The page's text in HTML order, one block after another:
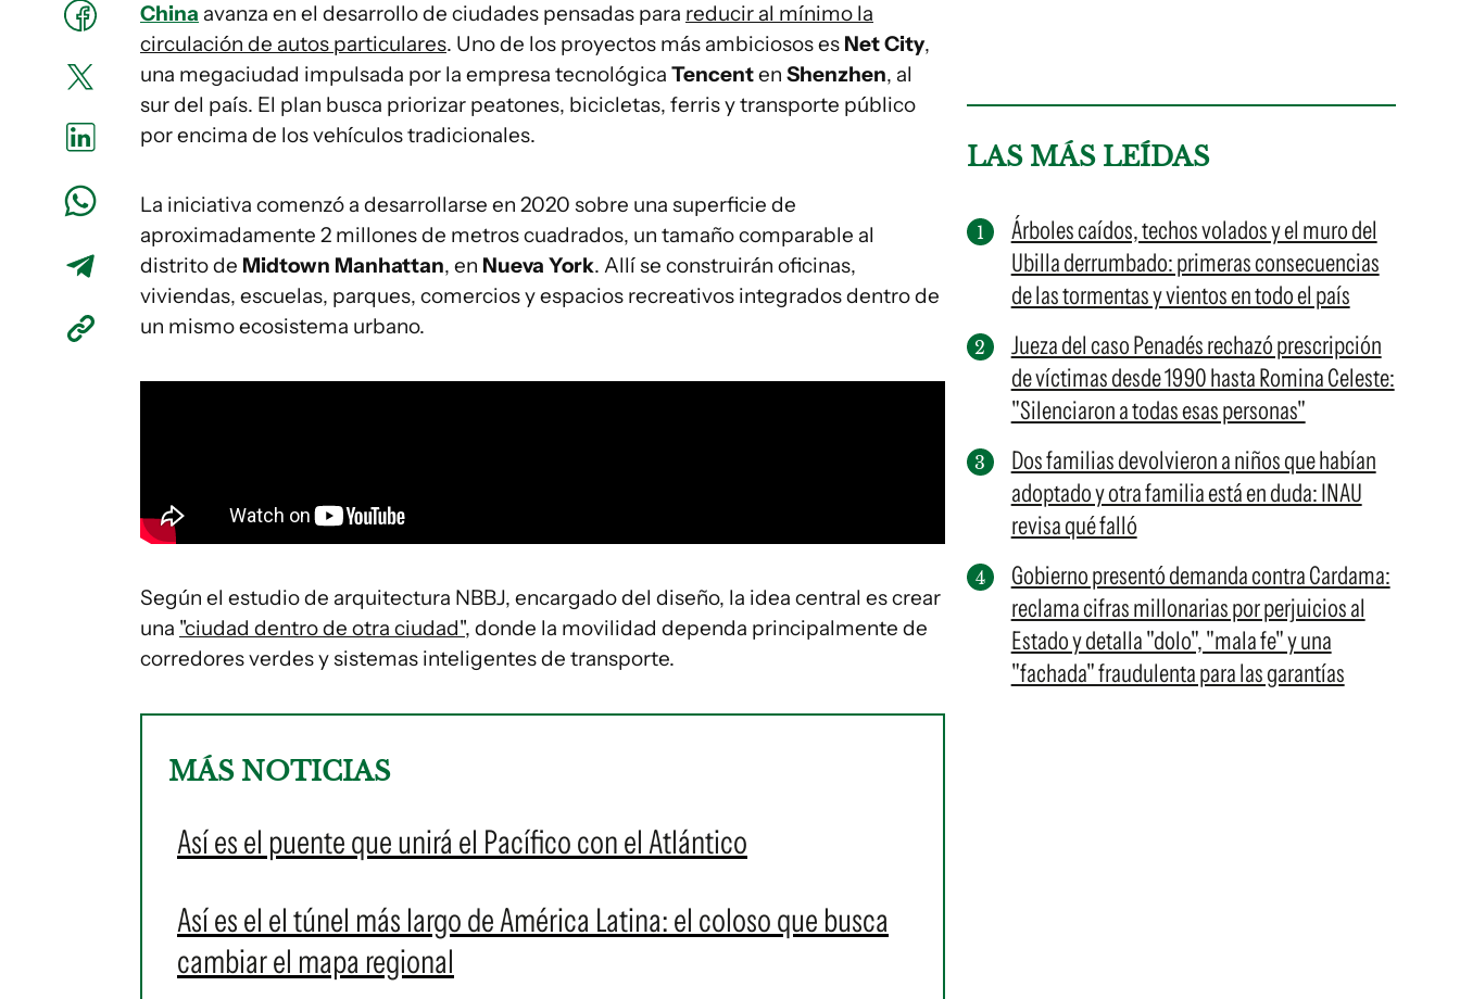
China avanza en el desarrollo de ciudades pensadas para reducir al mínimo la
circulación de autos particulares. Uno de los proyectos más ambiciosos es Net City,
una megaciudad impulsada por la empresa tecnológica Tencenten Shenzhen, al
sur del país. El plan busca priorizar peatones, bicicletas, ferris y transporte público
por encima de los vehículos tradicionales.
La iniciativa comenzó a desarrollarse en 2020 sobre una superficie de
aproximadamente 2 millones de metros cuadrados, un tamaño comparable al
distrito de Midtown Manhattan, en Nueva York. Allí se construirán oficinas,
viviendas, escuelas, parques, comercios y espacios recreativos integrados dentro de
un mismo ecosistema urbano.
Según el estudio de arquitectura NBBJ, encargado del diseño, la idea central es crear
una "ciudad dentro de otra ciudad", donde la movilidad dependa principalmente de
corredores verdes y sistemas inteligentes de transporte.
MÁS NOTICIAS
Así es el puente que unirá el Pacífico con el Atlántico
Así es el el túnel más largo de América Latina: el coloso que busca
cambiar el mapa regional
LAS MÁS LEÍDAS
Árboles caídos, techos volados y el muro del
Ubilla derrumbado: primeras consecuencias
de las tormentas y vientos en todo el país
Jueza del caso Penadés rechazó prescripción
de víctimas desde 1990 hasta Romina Celeste:
"Silenciaron a todas esas personas"
Dos familias devolvieron a niños que habían
adoptado y otra familia está en duda: INAU
revisa qué falló
Gobierno presentó demanda contra Cardama:
reclama cifras millonarias por perjuicios al
Estado y detalla "dolo", "mala fe" y una
"fachada" fraudulenta para las garantías